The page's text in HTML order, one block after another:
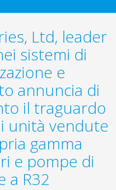
Ltd, leader
sistemi di
e
annuncia di
il traguardo
unità vendute
gamma
e pompe di
a R32